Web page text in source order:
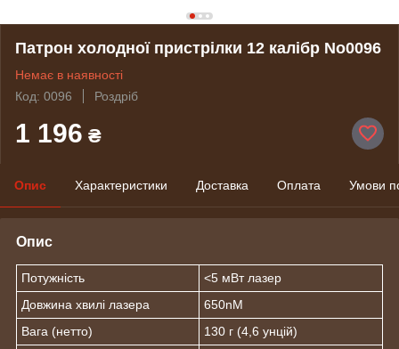
Патрон холодної пристрілки 12 калібр No0096
Немає в наявності
Код: 0096
Роздріб
1 196 ₴
Опис Характеристики Доставка Оплата Умови
Опис
Потужність
<5 мВт лазер
Довжина хвилі лазера
650nM
Вага (нетто)
130 г (4,6 унцій)